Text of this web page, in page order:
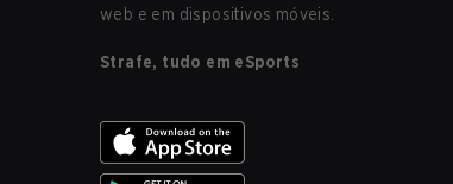
web e em dispositivos móveis.
Strafe, tudo em eSports